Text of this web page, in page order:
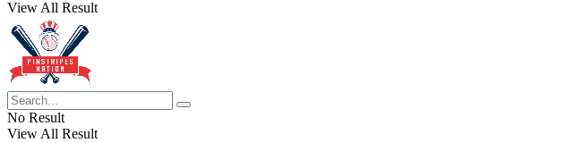
View All Result
No Result
View All Result